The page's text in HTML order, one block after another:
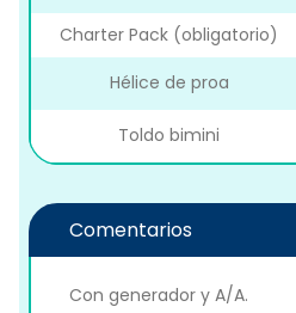
Charter Pack (obligatorio)
Hélice de proa
Toldo bimini
Comentarios
Con generador y A/A.